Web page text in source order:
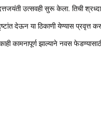
उत्सवही सुरू केला. तिची
देऊन या ठिकाणी येण्यास प्रवृत्त
कामनापूर्ण झाल्याने नवस